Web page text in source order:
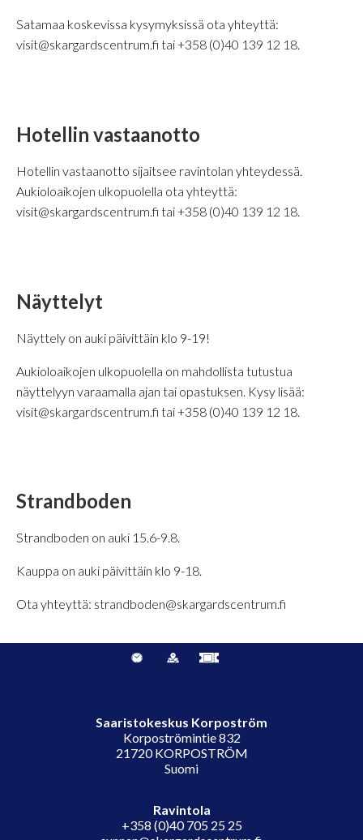
Satamaa koskevissa kysymyksissä ota yhteyttä:
visit@skargardscentrum.fi tai +358 (0)40 139 12 18.
Hotellin vastaanotto
Hotellin vastaanotto sijaitsee ravintolan yhteydessä.
Aukioloaikojen ulkopuolella ota yhteyttä:
visit@skargardscentrum.fi tai +358 (0)40 139 12 18.
Näyttelyt
Näyttely on auki päivittäin klo 9-19!
Aukioloaikojen ulkopuolella on mahdollista tutustua
näyttelyyn varaamalla ajan tai opastuksen. Kysy lisää:
visit@skargardscentrum.fi tai +358 (0)40 139 12 18.
Strandboden
Strandboden on auki 15.6-9.8.
Kauppa on auki päivittäin klo 9-18.
Ota yhteyttä: strandboden@skargardscentrum.fi
Saaristokeskus Korpoström
Korpoströmintie 832
21720 KORPOSTRÖM
Suomi
Ravintola
+358 (0)40 705 25 25